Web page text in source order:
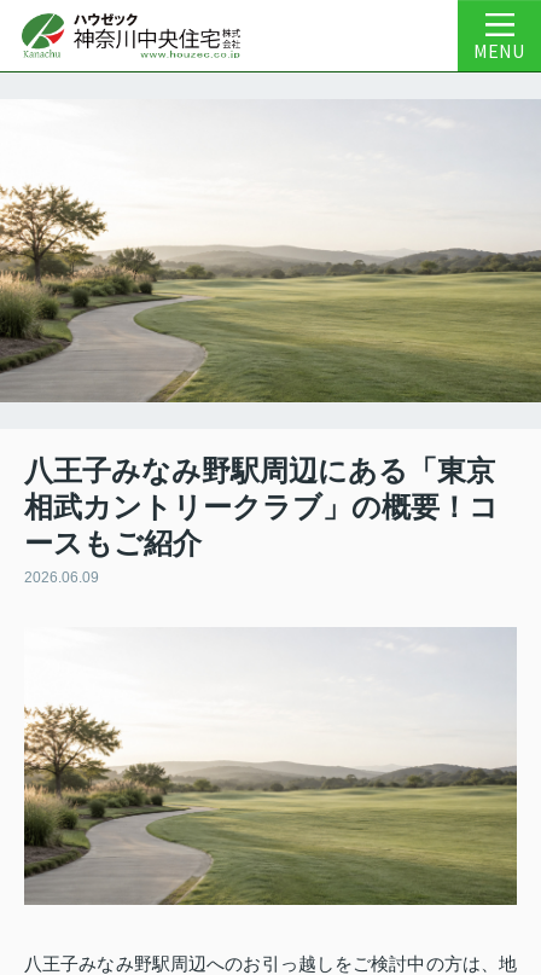
MENU
八王子みなみ野駅周辺にある「東京
相武カントリークラブ」の概要！コ
ースもご紹介
2026.06.09
八王子みなみ野駅周辺へのお引っ越しをご検討中の方は、地